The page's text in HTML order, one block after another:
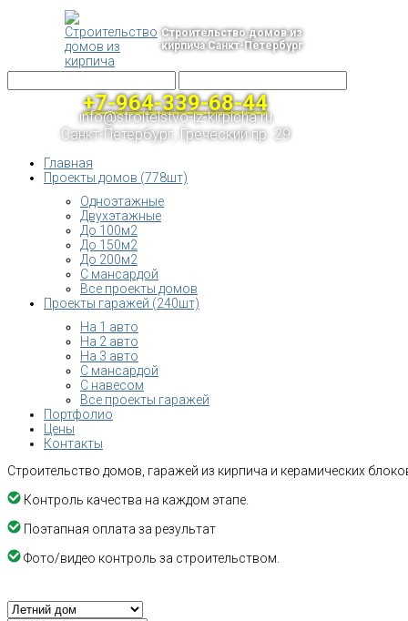
Строительство домов из
кирпича Санкт-Петербург
+7-964-339-68-44
info@stroitelstvo-iz-kirpicha.ru
Санкт-Петербург, Греческий пр. 29
Главная
Проекты домов (778шт)
Одноэтажные
Двухэтажные
До 100м2
До 150м2
До 200м2
С мансардой
Все проекты домов
Проекты гаражей (240шт)
На 1 авто
На 2 авто
На 3 авто
С мансардой
С навесом
Все проекты гаражей
Портфолио
Цены
Контакты
Строительство домов, гаражей из кирпича и керамических
Контроль качества на каждом этапе.
Поэтапная оплата за результат
Фото/видео контроль за строительством.